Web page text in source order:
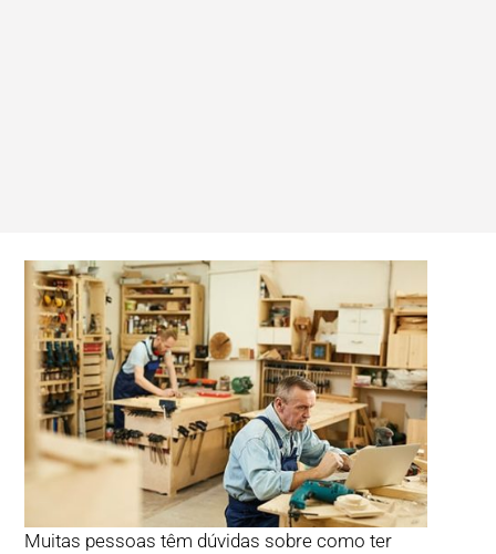
Muitas pessoas têm dúvidas sobre como ter